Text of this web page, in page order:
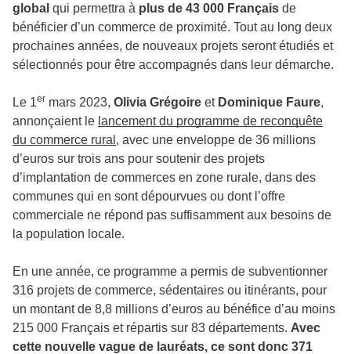
global qui permettra à plus de 43 000 Français de
bénéficier d’un commerce de proximité. Tout au long deux
prochaines années, de nouveaux projets seront étudiés et
sélectionnés pour être accompagnés dans leur démarche.
Le 1er mars 2023, Olivia Grégoire et Dominique Faure,
annonçaient le lancement du programme de reconquête
du commerce rural , avec une enveloppe de 36 millions
d’euros sur trois ans pour soutenir des projets
d’implantation de commerces en zone rurale, dans des
communes qui en sont dépourvues ou dont l’offre
commerciale ne répond pas suffisamment aux besoins de
la population locale.
En une année, ce programme a permis de subventionner
316 projets de commerce, sédentaires ou itinérants, pour
un montant de 8,8 millions d’euros au bénéfice d’au moins
215 000 Français et répartis sur 83 départements. Avec
cette nouvelle vague de lauréats, ce sont donc 371